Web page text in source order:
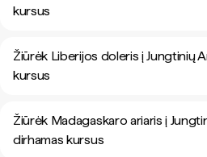
kursus
Žiūrėk Liberijos doleris į Jungtinių
kursus
Žiūrėk Madagaskaro ariaris į
dirhamas kursus